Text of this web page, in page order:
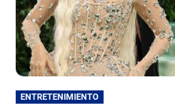
ENTRETENIMIENTO